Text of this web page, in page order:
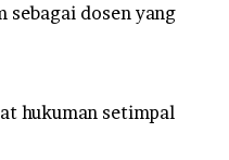
sebagai dosen yang
hukuman setimpal